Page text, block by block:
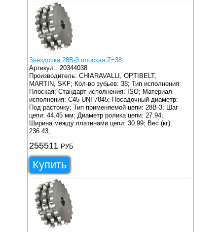
Звездочка 28B-3 плоская Z=38
Артикул: 20344038
Производитель: CHIARAVALLI, OPTIBELT,
MARTIN, SKF; Кол-во зубьев: 38; Тип исполнения:
Плоская; Стандарт исполнения: ISO; Материал
исполнения: C45 UNI 7845; Посадочный диаметр:
Под расточку; Тип применяемой цепи: 28B-3;
Шаг
цепи: 44.45 мм; Диаметр ролика цепи: 27.94;
Ширина между платинами цепи: 30.99; Вес (кг):
236.43;
255511 РУБ
Купить